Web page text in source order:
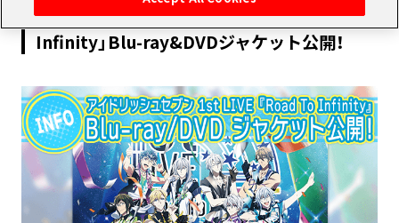
アイドリッシュセブン 1st LIVE「Road To
Infinity」Blu-ray&DVDジャケット公開！